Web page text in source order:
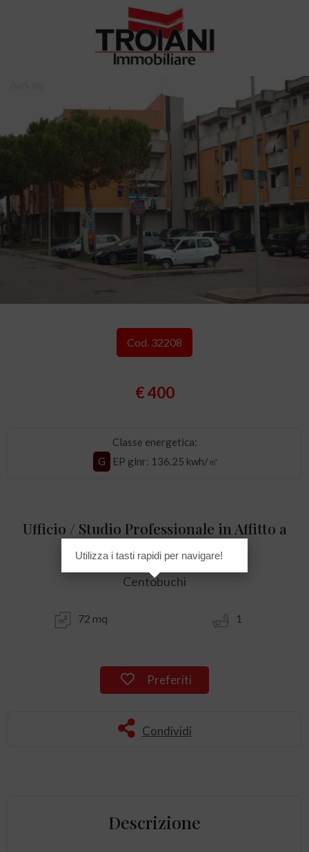
Cod. 32208
€ 400
Classe energetica:
G
EP glnr: 136.25 kwh/㎡
Ufficio / Studio Professionale in Affitto a
Monteprandone
Centobuchi
72 mq 1
Preferiti
Condividi
Descrizione
Utilizza i tasti rapidi per navigare!